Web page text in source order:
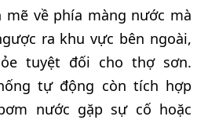
mẽ về phía màng nước mà
ra khu vực bên ngoài,
tuyệt đối cho thợ sơn.
tự động còn tích hợp
nước gặp sự cố hoặc